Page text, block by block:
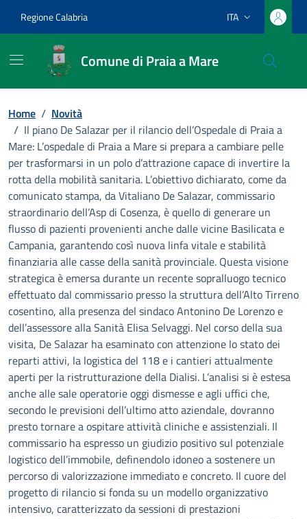
Regione Calabria Lingua attiva:
ITA
Comune di Praia a Mare
Home / Novità
/ Il piano De Salazar per il rilancio dell’Ospedale di Praia a
Mare: L’ospedale di Praia a Mare si prepara a cambiare pelle
per trasformarsi in un polo d’attrazione capace di invertire la
rotta della mobilità sanitaria. L’obiettivo dichiarato, come da
comunicato stampa, da Vitaliano De Salazar, commissario
straordinario dell’Asp di Cosenza, è quello di generare un
flusso di pazienti provenienti anche dalle vicine Basilicata e
Campania, garantendo così nuova linfa vitale e stabilità
finanziaria alle casse della sanità provinciale. Questa visione
strategica è emersa durante un recente sopralluogo tecnico
effettuato dal commissario presso la struttura dell’Alto Tirreno
cosentino, alla presenza del sindaco Antonino De Lorenzo e
dell’assessore alla Sanità Elisa Selvaggi. Nel corso della sua
visita, De Salazar ha esaminato con attenzione lo stato dei
reparti attivi, la logistica del 118 e i cantieri attualmente
aperti per la ristrutturazione della Dialisi. L’analisi si è estesa
anche alle sale operatorie oggi dismesse e agli uffici che,
secondo le previsioni dell’ultimo atto aziendale, dovranno
presto tornare a ospitare attività cliniche e assistenziali. Il
commissario ha espresso un giudizio positivo sul potenziale
logistico dell’immobile, definendolo idoneo a sostenere un
percorso di valorizzazione immediato e concreto. Il cuore del
progetto di rilancio si fonda su un modello organizzativo
intensivo, caratterizzato da sessioni di prestazioni